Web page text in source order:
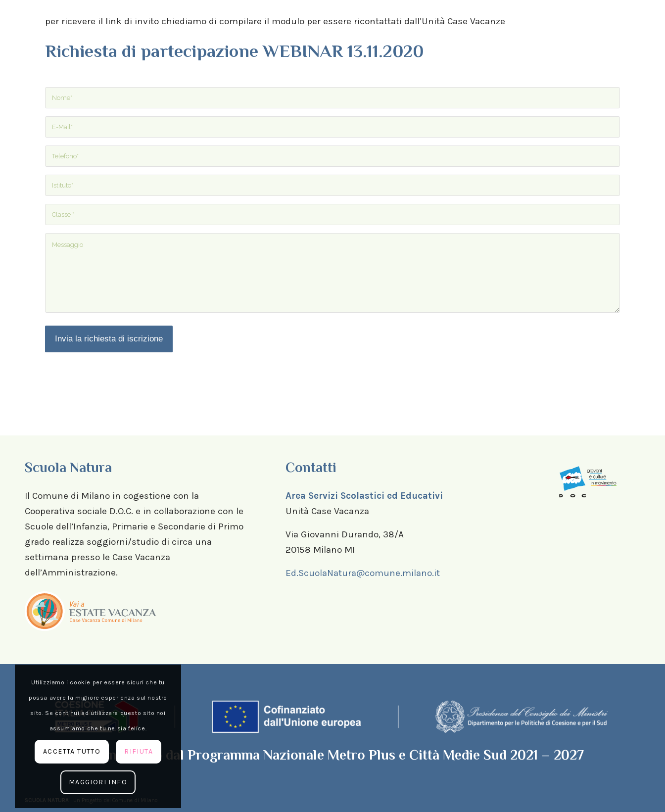
per ricevere il link di invito chiediamo di compilare il modulo per essere ricontattati dall’Unità Case Vacanze
Richiesta di partecipazione WEBINAR 13.11.2020
Scuola Natura
Il Comune di Milano in cogestione con la
Cooperativa sociale D.O.C. e in collaborazione con le
Scuole dell’Infanzia, Primarie e Secondarie di Primo
grado realizza soggiorni/studio di circa una
settimana presso le Case Vacanza
dell’Amministrazione.
Contatti
Area Servizi Scolastici ed Educativi
Unità Case Vacanza
Via Giovanni Durando, 38/A
20158 Milano MI
Ed.ScuolaNatura@comune.milano.it
Cofinanziato dal Programma Nazionale Metro Plus e Città Medie Sud 2021 – 2027
SCUOLA NATURA | Un Progetto del Comune di Milano
Utilizziamo i cookie per essere sicuri che tu
possa avere la migliore esperienza sul nostro
sito. Se continui ad utilizzare questo sito noi
assumiamo che tu ne sia felice.
ACCETTA TUTTO RIFIUTA
MAGGIORI INFO